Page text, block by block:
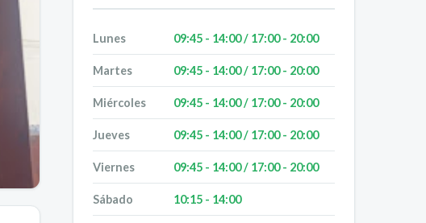
Lunes 09:45 - 14:00 / 17:00 - 20:00
Martes 09:45 - 14:00 / 17:00 - 20:00
Miércoles 09:45 - 14:00 / 17:00 - 20:00
Jueves 09:45 - 14:00 / 17:00 - 20:00
Viernes 09:45 - 14:00 / 17:00 - 20:00
Sábado 10:15 - 14:00